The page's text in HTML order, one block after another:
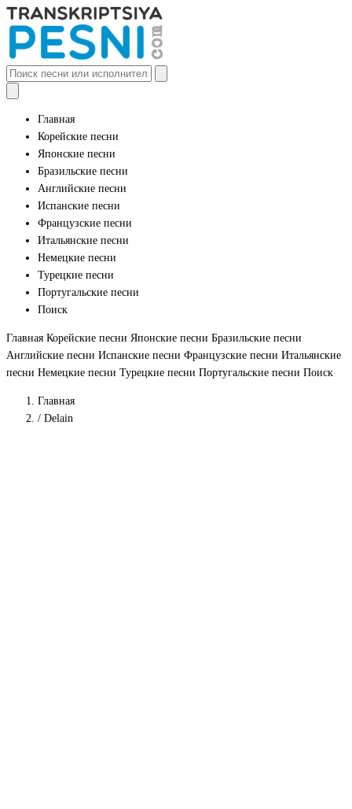
Главная
Корейские песни
Японские песни
Бразильские песни
Английские песни
Испанские песни
Французские песни
Итальянские песни
Немецкие песни
Турецкие песни
Португальские песни
Поиск
Главная Корейские песни Японские песни Бразильские песни
Английские песни Испанские песни Французские песни Итальянские
песни Немецкие песни Турецкие песни Португальские песни Поиск
Главная
/ Delain